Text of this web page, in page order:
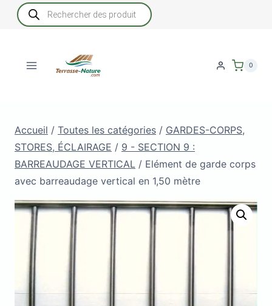
Recherche
de
produits
0
Accueil / Toutes les catégories / GARDES-CORPS,
STORES, ÉCLAIRAGE / 9 - SECTION 9 :
BARREAUDAGE VERTICAL / Elément de garde corps
avec barreaudage vertical en 1,50 mètre